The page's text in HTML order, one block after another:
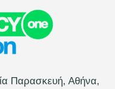
Παρασκευή, Αθήνα,